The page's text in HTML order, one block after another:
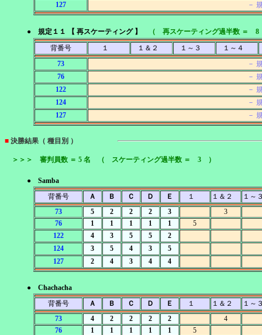
127
－
● 規定１１ 【 再スケーティング 】
（ 再スケーティング過半数 ＝
背番号
１ １＆２ １～３
１～４
73
－
76
－
122
－
124
－
127
－
■ 決勝結果（ 種目別 ）
＞＞＞ 審判員数 ＝ 5 名 （ スケーティング過半数 ＝ 3 ）
● Samba
背番号
Ａ Ｂ Ｃ Ｄ Ｅ １ １＆２
１
73
5 2 2 2 3
3
76
1 1 1 1 1
5
122
4 3 5 5
2
124
3 5 4 3
5
127
2 4 3 4 4
● Chachacha
背番号
Ａ Ｂ Ｃ Ｄ Ｅ １ １＆２
１
73
4 2 2 2 2
4
76
1 1 1 1 1
5